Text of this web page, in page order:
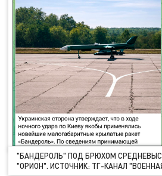
"БАНДЕРОЛЬ" ПОД БРЮХОМ
"ОРИОН". ИСТОЧНИК: ТГ-КАНАЛ